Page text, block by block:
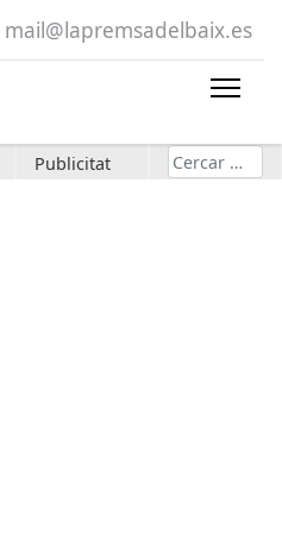
mail@lapremsadelbaix.es
Publicitat Cerca